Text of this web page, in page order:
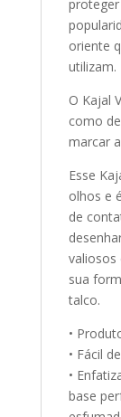
oriente
utilizam.
O Kajal
como
marcar
Esse
olhos e
de
valiosos
sua
talco.
•
• Fácil
•
base